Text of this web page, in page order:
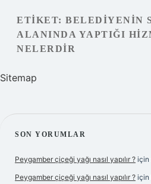
ETIKET: BELEDIYENIN
ALANINDA YAPTIĞI
NELERDIR
Sitemap
SIDEBAR
SON YORUMLAR
Peygamber çiçeği yağı nasıl yapılır ? için
Peygamber çiçeği yağı nasıl yapılır ? için